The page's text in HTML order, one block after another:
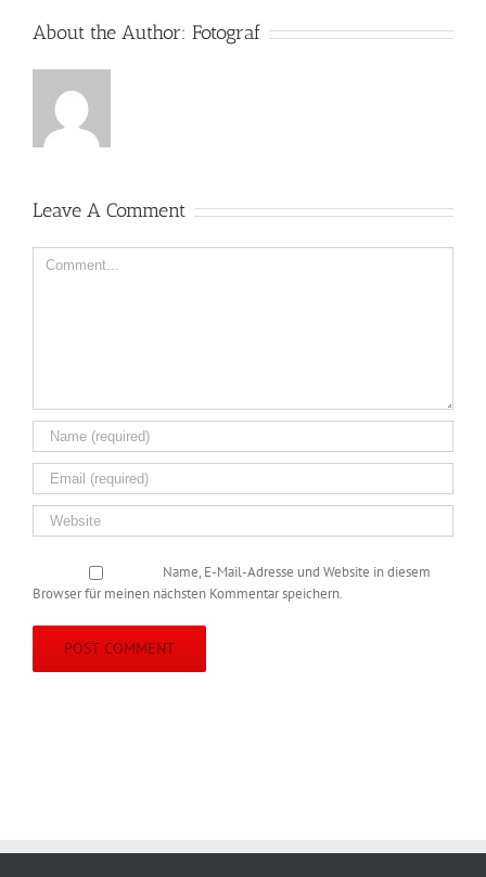
About the Author: Fotograf
Leave A Comment
Comment
Name, E-Mail-Adresse und Website in diesem
Browser für meinen nächsten Kommentar speichern.